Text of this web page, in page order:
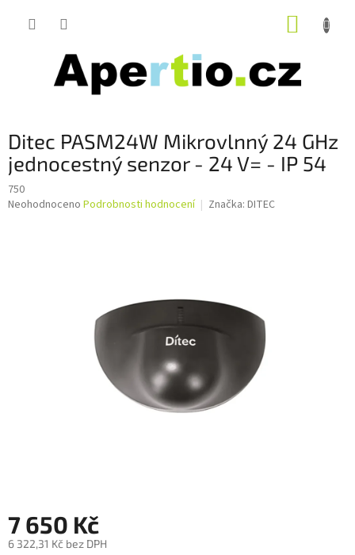
Ditec PASM24W Mikrovlnný 24 GHz
jednocestný senzor - 24 V= - IP 54
750
Průměrné
Neohodnoceno Podrobnosti hodnocení Značka: DITEC
7 650 Kč
6 322,31 Kč bez DPH